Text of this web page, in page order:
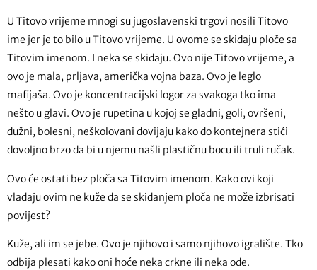
U Titovo vrijeme mnogi su jugoslavenski trgovi nosili Titovo
ime jer je to bilo u Titovo vrijeme. U ovome se skidaju ploče sa
Titovim imenom. I neka se skidaju. Ovo nije Titovo vrijeme, a
ovo je mala, prljava, američka vojna baza. Ovo je leglo
mafijaša. Ovo je koncentracijski logor za svakoga tko ima
nešto u glavi. Ovo je rupetina u kojoj se gladni, goli, ovršeni,
dužni, bolesni, neškolovani dovijaju kako do kontejnera stići
dovoljno brzo da bi u njemu našli plastičnu bocu ili truli ručak.
Ovo će ostati bez ploča sa Titovim imenom. Kako ovi koji
vladaju ovim ne kuže da se skidanjem ploča ne može izbrisati
povijest?
Kuže, ali im se jebe. Ovo je njihovo i samo njihovo igralište. Tko
odbija plesati kako oni hoće neka crkne ili neka ode.